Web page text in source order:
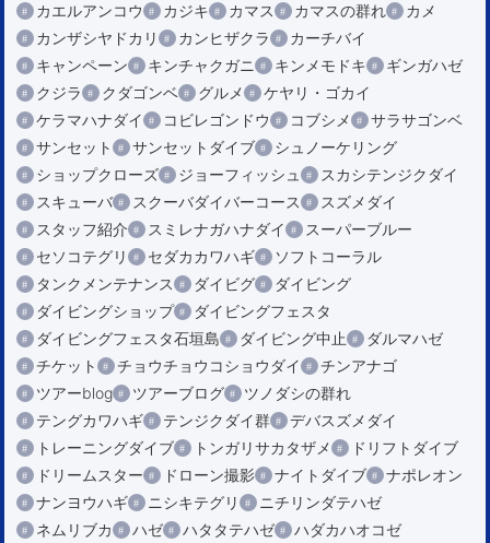
カエルアンコウ
カジキ カマス カマスの群れ
カメ
カンザシヤドカリ
カンヒザクラ
カーチバイ
キャンペーン
キンチャクガニ キンメモドキ
ギンガハゼ
クジラ
クダゴンベ グルメ
ケヤリ・ゴカイ
ケラマハナダイ
コビレゴンドウ コブシメ
サラサゴンベ
サンセット
サンセットダイブ
シュノーケリング
ショップクローズ
ジョーフィッシュ
スカシテンジクダイ
スキューバ
スクーバダイバーコース
スズメダイ
スタッフ紹介
スミレナガハナダイ
スーパーブルー
セソコテグリ
セダカカワハギ
ソフトコーラル
タンクメンテナンス
ダイビグ
ダイビング
ダイビングショップ
ダイビングフェスタ
ダイビングフェスタ石垣島
ダイビング中止
ダルマハゼ
チケット
チョウチョウコショウダイ
チンアナゴ
ツアーblog
ツアーブログ
ツノダシの群れ
テングカワハギ
テンジクダイ群
デバスズメダイ
トレーニングダイブ
トンガリサカタザメ
ドリフトダイブ
ドリームスター
ドローン撮影 ナイトダイブ
ナポレオン
ナンヨウハギ
ニシキテグリ
ニチリンダテハゼ
ネムリブカ
ハゼ ハタタテハゼ
ハダカハオコゼ